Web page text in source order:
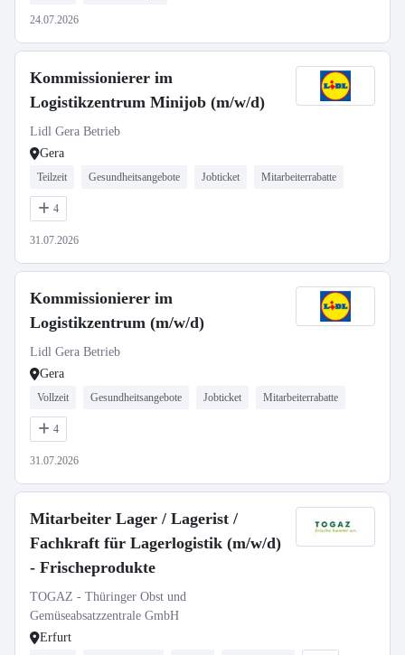
24.07.2026
Kommissionierer im
Logistikzentrum Minijob (m/w/d)
Lidl Gera Betrieb
Gera
Teilzeit Gesundheitsangebote Jobticket Mitarbeiterrabatte
4
31.07.2026
Kommissionierer im
Logistikzentrum (m/w/d)
Lidl Gera Betrieb
Gera
Vollzeit Gesundheitsangebote Jobticket Mitarbeiterrabatte
4
31.07.2026
Mitarbeiter Lager / Lagerist /
Fachkraft für Lagerlogistik (m/w/d)
- Frischeprodukte
TOGAZ - Thüringer Obst und
Gemüseabsatzzentrale GmbH
Erfurt